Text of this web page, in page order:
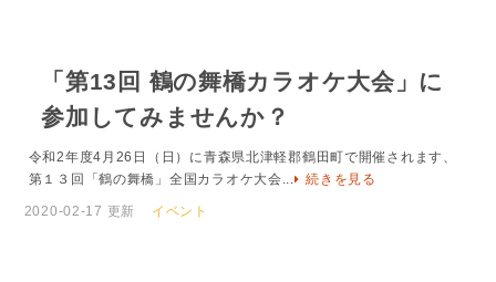
「第13回 鶴の舞橋カラオケ大会」に
参加してみませんか？
令和2年度4月26日（日）に青森県北津軽郡鶴田町で開催されます、
第１３回「鶴の舞橋」全国カラオケ大会...
続きを見る
2020-02-17 更新 イベント